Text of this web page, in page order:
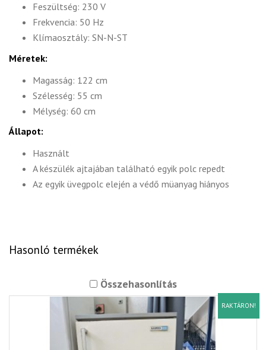
Feszültség: 230 V
Frekvencia: 50 Hz
Klímaosztály: SN-N-ST
Méretek:
Magasság: 122 cm
Szélesség: 55 cm
Mélység: 60 cm
Állapot:
Használt
A készülék ajtajában található egyik polc repedt
Az egyik üvegpolc elején a védő müanyag hiányos
Hasonló termékek
Összehasonlítás
RAKTÁRON!